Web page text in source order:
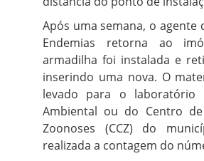
Após uma semana, o agente
Endemias retorna ao
armadilha foi instalada e
inserindo uma nova. O
levado para o laboratório
Ambiental ou do Centro
Zoonoses (CCZ) do
realizada a contagem do